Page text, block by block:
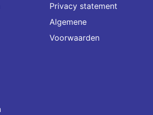
Privacy statement
Algemene
Voorwaarden